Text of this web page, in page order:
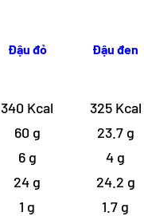
Đậu đỏ Đậu đen
340 Kcal
325 Kcal
60 g
23.7 g
6 g
4 g
24 g
24.2 g
1 g
1.7 g